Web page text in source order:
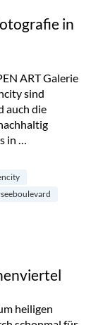
in
ART Galerie
sind
auch die
in …
der Hafencity“
heiligen